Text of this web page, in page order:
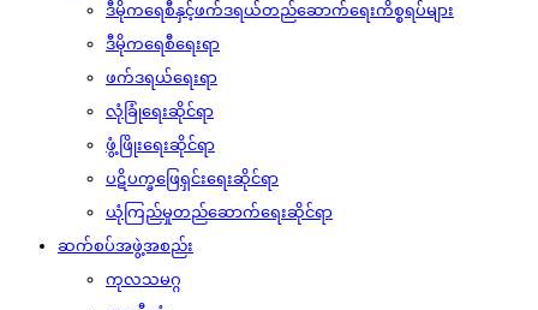
ဒီမိုကရေစီနှင့်ဖက်ဒရယ်တည်ဆောက်‌ရေးကိစ္စရပ်များ
ဒီမိုကရေစီရေးရာ
ဖက်ဒရယ်ရေးရာ
လုံခြုံရေးဆိုင်ရာ
ဖွံ့ဖြိုးရေးဆိုင်ရာ
ပဋိပက္ခဖြေရှင်းရေးဆိုင်ရာ
ယုံကြည်မှုတည်ဆောက်ရေးဆိုင်ရာ
ဆက်စပ်အဖွဲ့အစည်း
ကုလသမဂ္ဂ